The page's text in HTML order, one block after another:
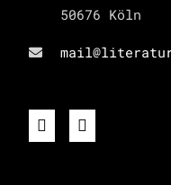
50676 Köln